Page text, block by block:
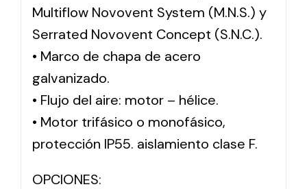
Multiflow Novovent System (M.N.S.) y
Serrated Novovent Concept (S.N.C.).
• Marco de chapa de acero
galvanizado.
• Flujo del aire: motor – hélice.
• Motor trifásico o monofásico,
protección IP55. aislamiento clase F.
OPCIONES: